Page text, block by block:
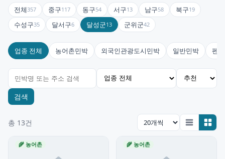
전체357 중구117 동구54 서구13 남구58 북구19
수성구35 달서구6 달성군13 군위군42
업종 전체 농어촌민박 외국인관광도시민박 일반민박 펜션
검색
총 13건
🌾 농어촌 🌾 농어촌